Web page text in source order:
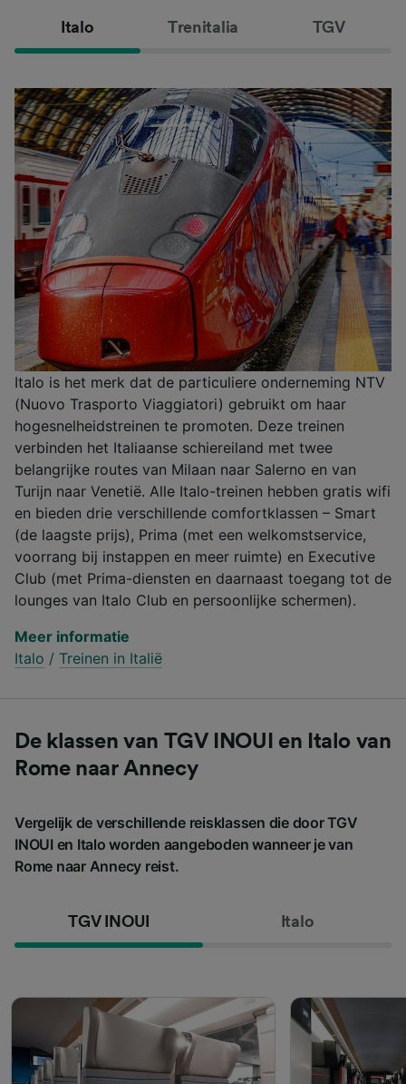
Italo Trenitalia TGV
Italo is het merk dat de particuliere onderneming NTV
(Nuovo Trasporto Viaggiatori) gebruikt om haar
hogesnelheidstreinen te promoten. Deze treinen
verbinden het Italiaanse schiereiland met twee
belangrijke routes van Milaan naar Salerno en van
Turijn naar Venetië. Alle Italo-treinen hebben gratis wifi
en bieden drie verschillende comfortklassen – Smart
(de laagste prijs), Prima (met een welkomstservice,
voorrang bij instappen en meer ruimte) en Executive
Club (met Prima-diensten en daarnaast toegang tot de
lounges van Italo Club en persoonlijke schermen).
Meer informatie
Italo / Treinen in Italië
De klassen van TGV INOUI en Italo van
Rome naar Annecy
Vergelijk de verschillende reisklassen die door TGV
INOUI en Italo worden aangeboden wanneer je van
Rome naar Annecy reist.
TGV INOUI Italo